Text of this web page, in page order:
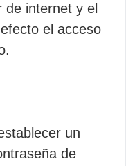
de internet y el
el acceso
un
de